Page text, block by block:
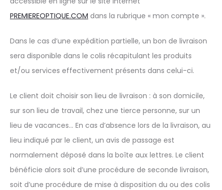
PREMIEREOPTIQUE.COM dans la rubrique « mon compte ».
Dans le cas d’une expédition partielle, un bon de livraison
sera disponible dans le colis récapitulant les produits
et/ou services effectivement présents dans celui-ci.
Le client doit choisir son lieu de livraison : à son domicile,
sur son lieu de travail, chez une tierce personne, sur un
lieu de vacances… En cas d’absence lors de la livraison, au
lieu indiqué par le client, un avis de passage est
normalement déposé dans la boîte aux lettres. Le client
bénéficie alors soit d’une procédure de seconde livraison,
soit d’une procédure de mise à disposition du ou des colis